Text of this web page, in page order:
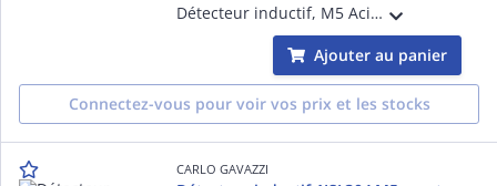
Détecteur inductif, M5 Acier inoxydable, connecteur M8, Sn 1,5mm, Montage encastré, Corps court, Sortie PNP NO, 10-30Vcc, Courant de sortie max 100mA, Fréquence de commutation max 4,5kHz, Température de fonctionnement -25°C-+70°C IP67
Ajouter au panier
Connectez-vous pour voir vos prix et les stocks
CARLO GAVAZZI